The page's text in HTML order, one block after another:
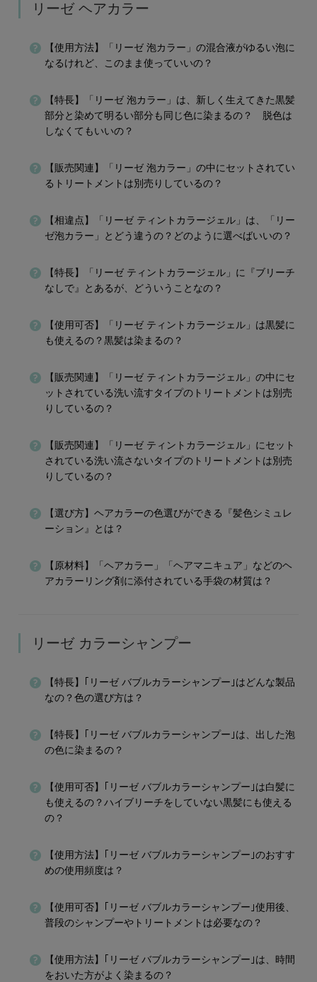
リーゼ ヘアカラー
【使用方法】「リーゼ 泡カラー」の混合液がゆるい泡に
なるけれど、このまま使っていいの？
【特長】「リーゼ 泡カラー」は、新しく生えてきた黒髪
部分と染めて明るい部分も同じ色に染まるの？ 脱色は
しなくてもいいの？
【販売関連】「リーゼ 泡カラー」の中にセットされてい
るトリートメントは別売りしているの？
【相違点】「リーゼ ティントカラージェル」は、「リー
ゼ泡カラー」とどう違うの？どのように選べばいいの？
【特長】「リーゼ ティントカラージェル」に『ブリーチ
なしで』とあるが、どういうことなの？
【使用可否】「リーゼ ティントカラージェル」は黒髪に
も使えるの？黒髪は染まるの？
【販売関連】「リーゼ ティントカラージェル」の中にセ
ットされている洗い流すタイプのトリートメントは別売
りしているの？
【販売関連】「リーゼ ティントカラージェル」にセット
されている洗い流さないタイプのトリートメントは別売
りしているの？
【選び方】ヘアカラーの色選びができる『髪色シミュレ
ーション』とは？
【原材料】「ヘアカラー」「ヘアマニキュア」などのヘ
アカラーリング剤に添付されている手袋の材質は？
リーゼ カラーシャンプー
【特長】｢リーゼ バブルカラーシャンプー｣はどんな製品
なの？色の選び方は？
【特長】｢リーゼ バブルカラーシャンプー｣は、出した泡
の色に染まるの？​ ​
【使用可否】｢リーゼ バブルカラーシャンプー｣は白髪に
も使えるの？ハイブリーチをしていない黒髪にも使える
の？​
【使用方法】｢リーゼ バブルカラーシャンプー｣のおすす
めの使用頻度は？
【使用可否】｢リーゼ バブルカラーシャンプー｣使用後、
普段のシャンプーやトリートメントは必要なの？
【使用方法】｢リーゼ バブルカラーシャンプー｣は、時間
をおいた方がよく染まるの？